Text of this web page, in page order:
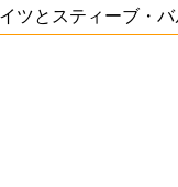
ツとスティーブ・